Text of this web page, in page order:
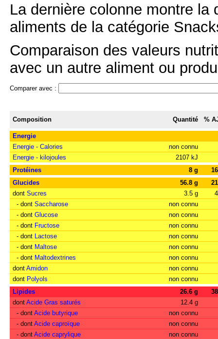
La dernière colonne montre
aliments de la catégorie
Comparaison des valeurs
avec un autre aliment ou
Comparer avec :
Composition Quantité %
Energie
Energie - Calories
non connu
Energie - kilojoules
2107 kJ
Protéines
8 g
Glucides
56.8 g
dont Sucres 3.5 g
- dont Saccharose
non connu
- dont Glucose
non connu
- dont Fructose
non connu
- dont Lactose
non connu
- dont Maltose
non connu
- dont Maltodextrines
non connu
dont Amidon
non connu
dont Polyols
non connu
Lipides
26.6 g
dont Acide Gras saturés
12.4 g
- dont Acide butyrique
non connu
- dont Acide caproïque
non connu
- dont Acide caprylique
non connu